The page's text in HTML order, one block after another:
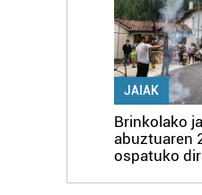
JAIAK
Brinkolako
abuztuaren
ospatuko